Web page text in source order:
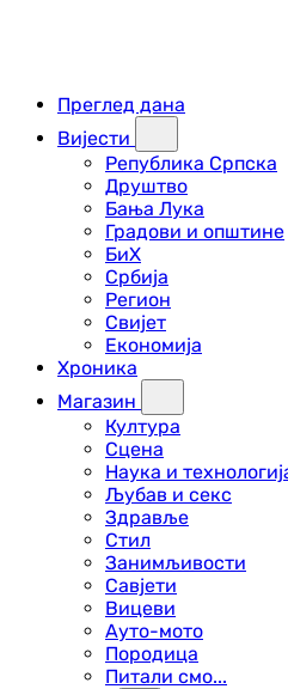
Преглед дана
Вијести
Република Српска
Друштво
Бања Лука
Градови и општине
БиХ
Србија
Регион
Свијет
Економија
Хроника
Магазин
Култура
Сцена
Наука и
Љубав и секс
Здравље
Стил
Занимљивости
Савјети
Вицеви
Ауто-мото
Породица
Питали смо...